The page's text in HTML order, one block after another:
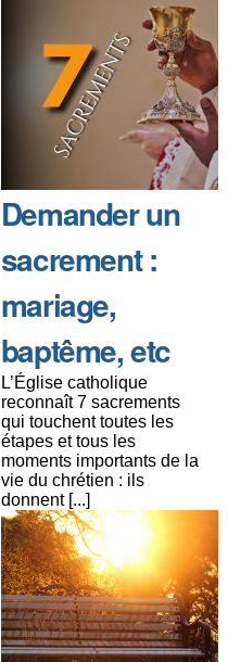
Demander un
sacrement :
mariage,
baptême, etc
L’Église catholique
reconnaît 7 sacrements
qui touchent toutes les
étapes et tous les
moments importants de la
vie du chrétien : ils
donnent [...]